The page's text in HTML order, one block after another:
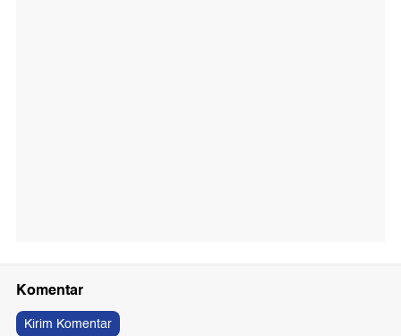
Komentar
Kirim Komentar